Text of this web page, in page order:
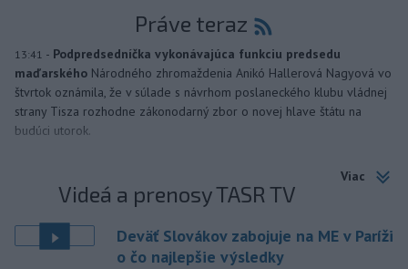
Práve teraz
13:41 - Podpredsedníčka vykonávajúca funkciu predsedu
maďarského Národného zhromaždenia Anikó Hallerová Nagyová vo
štvrtok oznámila, že v súlade s návrhom poslaneckého klubu vládnej
strany Tisza rozhodne zákonodarný zbor o novej hlave štátu na
budúci utorok.
Viac
Videá a prenosy TASR TV
Deväť Slovákov zabojuje na ME v Paríži
o čo najlepšie výsledky